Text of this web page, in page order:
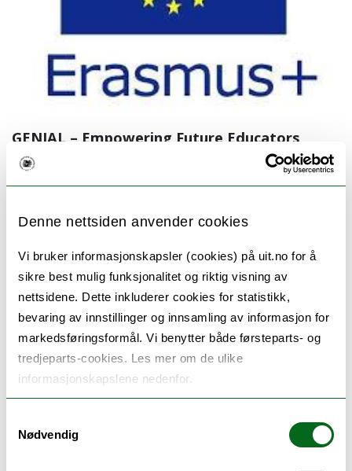
Denne nettsiden anvender cookies
Vi bruker informasjonskapsler (cookies) på uit.no for å
sikre best mulig funksjonalitet og riktig visning av
nettsidene. Dette inkluderer cookies for statistikk,
bevaring av innstillinger og innsamling av informasjon for
markedsføringsformål. Vi benytter både førsteparts- og
tredjeparts-cookies. Les mer om de ulike
informasjonskapslene nedenfor.
Nødvendig
GENIAL – Empowering Future Educators
UiT leder Erasmus+-prosjektet GENIAL (2025–
Prosjektleder er Maria Dardanou og medler i
prosjektet er Torstein Unstad og Nils
Christian Tveiterås. Prosjektet skal integrere
generativ AI i barnehagelærerutdanning
gjennom etiske og pedagogiske rammeverk,
validerte undervisningsressurser og utvikle en
digital plattform. Partnere er University of
West Attica (GR), University of Helsinki (FI),
University of Crete (GR), University of
Primorska (SI), og Western Norway University